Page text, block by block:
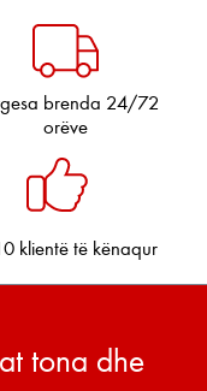
brenda 24/72
orëve
klientë të kënaqur
tona dhe